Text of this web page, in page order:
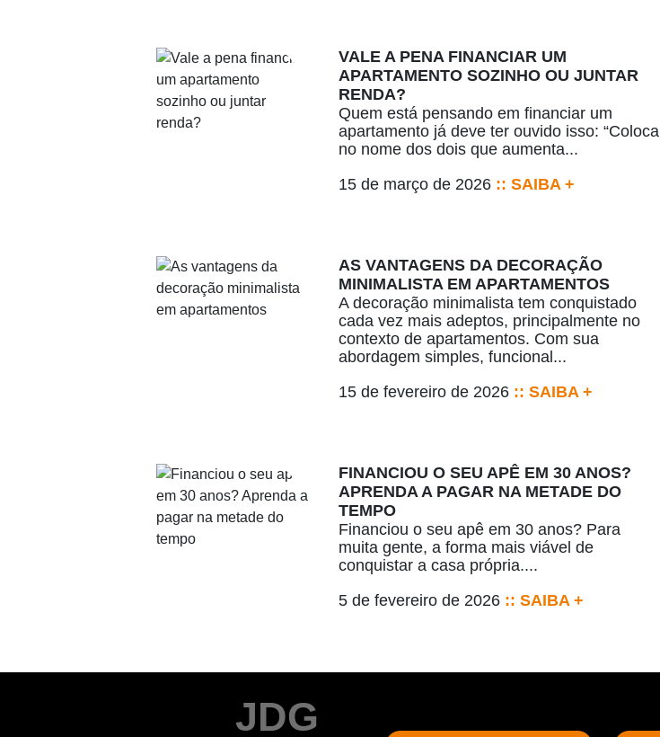
VALE A PENA FINANCIAR UM
APARTAMENTO SOZINHO OU JUNTAR
RENDA?
Quem está pensando em financiar um
apartamento já deve ter ouvido isso: “Coloca
no nome dos dois que aumenta...
15 de março de 2026:: SAIBA +
AS VANTAGENS DA DECORAÇÃO
MINIMALISTA EM APARTAMENTOS
A decoração minimalista tem conquistado
cada vez mais adeptos, principalmente no
contexto de apartamentos. Com sua
abordagem simples, funcional...
15 de fevereiro de 2026:: SAIBA +
FINANCIOU O SEU APÊ EM 30 ANOS?
APRENDA A PAGAR NA METADE DO
TEMPO
Financiou o seu apê em 30 anos? Para
muita gente, a forma mais viável de
conquistar a casa própria....
5 de fevereiro de 2026:: SAIBA +
JDG